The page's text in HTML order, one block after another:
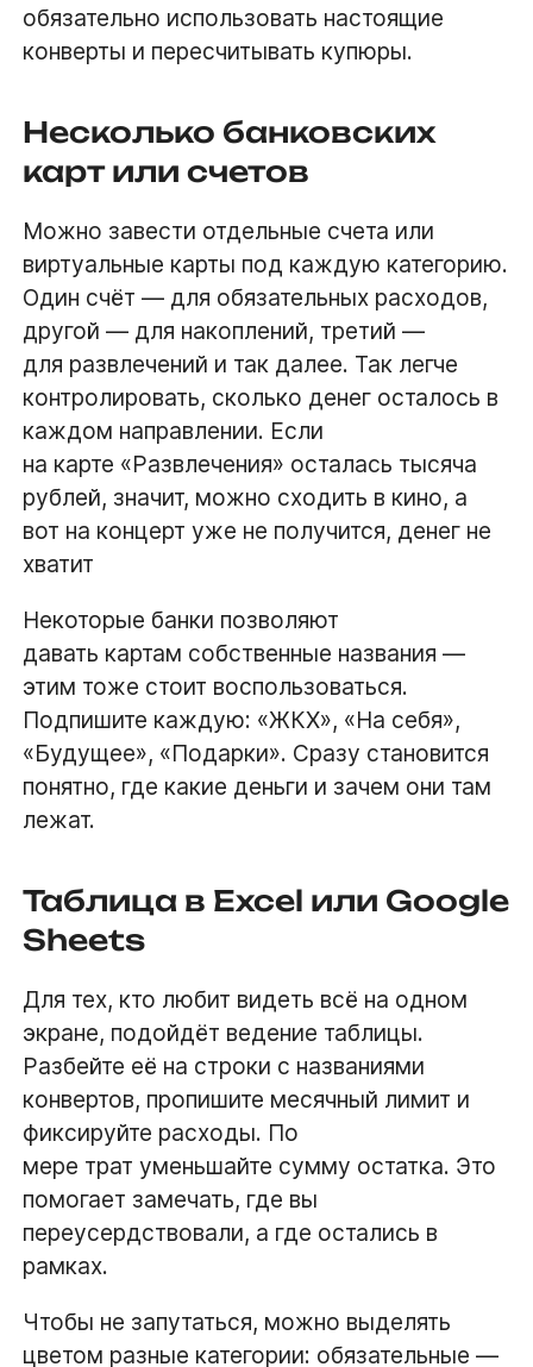
обязательно использовать настоящие
конверты и пересчитывать купюры.
Несколько банковских
карт или счетов
Можно завести отдельные счета или
виртуальные карты под каждую категорию.
Один счёт — для обязательных расходов,
другой — для накоплений, третий —
для развлечений и так далее. Так легче
контролировать, сколько денег осталось в
каждом направлении. Если
на карте «Развлечения» осталась тысяча
рублей, значит, можно сходить в кино, а
вот на концерт уже не получится, денег не
хватит
Некоторые банки позволяют
давать картам собственные названия —
этим тоже стоит воспользоваться.
Подпишите каждую: «ЖКХ», «На себя»,
«Будущее», «Подарки». Сразу становится
понятно, где какие деньги и зачем они там
лежат.
Таблица в Excel или Google
Sheets
Для тех, кто любит видеть всё на одном
экране, подойдёт ведение таблицы.
Разбейте её на строки с названиями
конвертов, пропишите месячный лимит и
фиксируйте расходы. По
мере трат уменьшайте сумму остатка. Это
помогает замечать, где вы
переусердствовали, а где остались в
рамках.
Чтобы не запутаться, можно выделять
цветом разные категории: обязательные —